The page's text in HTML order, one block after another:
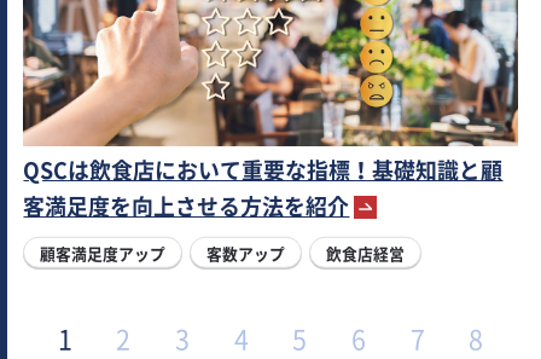
QSCは飲食店において重要な指標！基礎知識と顧
客満足度を向上させる方法を紹介
顧客満足度アップ 客数アップ 飲食店経営
1 2 3 4 5 6 7
8